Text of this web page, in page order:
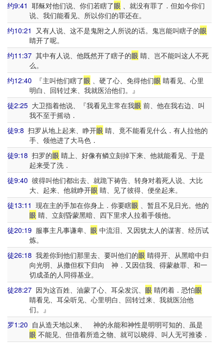
约9:41 耶稣对他们说、你们若瞎了眼 、就没有罪了．但如今你们
说、我们能看见、所以你们的罪还在。
约10:21
又有人说、这不是鬼附之人所说的话。鬼岂能叫瞎子的眼
睛开了呢。
约11:37 其中有人说、他既然开了瞎子的眼 睛、岂不能叫这人不死
么。
约12:40 『主叫他们瞎了眼 、硬了心、免得他们眼 睛看见、心里
明白、回转过来、我就医治他们。』
徒2:25 大卫指着他说、『我看见主常在我眼 前、他在我右边、叫
我不至于摇动．
徒9:8 扫罗从地上起来、睁开眼 睛、竟不能看见什么．有人拉他的
手、领他进了大马色．
徒9:18 扫罗的眼 睛上、好像有鳞立刻掉下来、他就能看见、于是
起来受了洗．
徒9:40 彼得叫他们都出去、就跪下祷告、转身对着死人说、大比
大、起来、他就睁开眼 睛、见了彼得、便坐起来。
徒13:11 现在主的手加在你身上．你要瞎眼 、暂且不见日光。他的
眼 睛、立刻昏蒙黑暗、四下里求人拉着手领他。
徒20:19 服事主凡事谦卑、 眼 中流泪、又因犹太人的谋害、经历试
炼。
徒26:18 我差你到他们那里去、要叫他们的眼 睛得开、从黑暗中归
向光明、从撒但权下归向 神．又因信我、得蒙赦罪、和一
切成圣的人同得基业。
徒28:27 因为这百姓、油蒙了心、耳朵发沉、 眼 睛闭着．恐怕眼
睛看见、耳朵听见、心里明白、回转过来、我就医治他
们。』
罗1:20 自从造天地以来、 神的永能和神性是明明可知的、虽是
眼 不能见、但借着所造之物、就可以晓得、叫人无可推诿．